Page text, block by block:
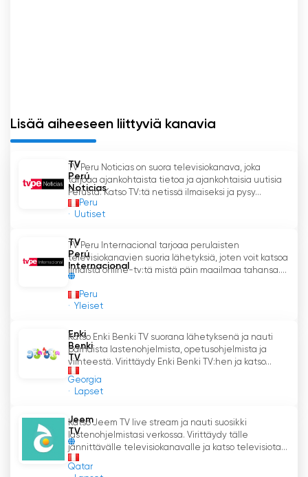
Lisää aiheeseen liittyviä kanavia
TV
Perú
Noticias
Peru
Uutiset
TV Peru Noticias on suora televisiokanava, joka
tarjoaa ajankohtaista tietoa ja ajankohtaisia uutisia
Perusta. Katso TV:tä netissä ilmaiseksi ja pysy...
TV
Perú
Internacional
Peru
Yleiset
TV Peru Internacional tarjoaa perulaisten
televisiokanavien suoria lähetyksiä, joten voit katsoa
ilmaista online-tv:tä mistä päin maailmaa tahansa....
Enki
Benki
TV
Georgia
Lapset
Katso Enki Benki TV suorana lähetyksenä ja nauti
parhaista lastenohjelmista, opetusohjelmista ja
viihteestä. Virittäydy Enki Benki TV:hen ja katso...
Jeem
TV
Qatar
Katso Jeem TV live stream ja nauti suosikki
lastenohjelmistasi verkossa. Virittäydy tälle
jännittävälle televisiokanavalle ja katso televisiota...